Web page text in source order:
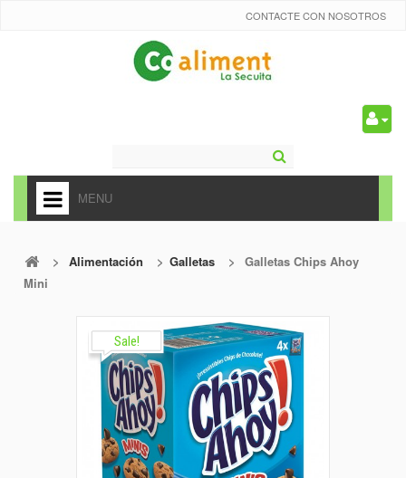
CONTACTE CON NOSOTROS
MENU
ALIMENTACIÓN
CARNICERÍA Y CHARCUTERÍA
CONGELADOS
> Alimentación > Galletas >
Galletas Chips Ahoy
Mini
Sale!